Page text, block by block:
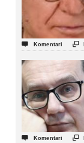
 Komentari 
 Komentari 